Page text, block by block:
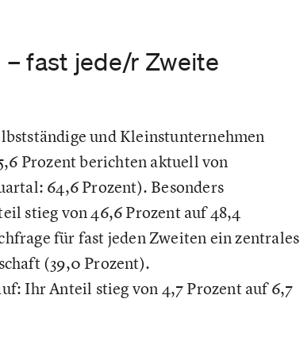
fast jede/r Zweite
und Kleinstunternehmen
Prozent berichten aktuell von
64,6 Prozent). Besonders
stieg von 46,6 Prozent auf 48,4
für fast jeden Zweiten ein zentrales
(39,0 Prozent).
Ihr Anteil stieg von 4,7 Prozent auf 6,7